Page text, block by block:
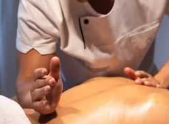
BIZKOLEGIJUM
BMW BIZNIS LIGA
BIZLIFE WEEK
IZJAVA GODINE
BIZLIFE WEEK
IZJAVA GODINE